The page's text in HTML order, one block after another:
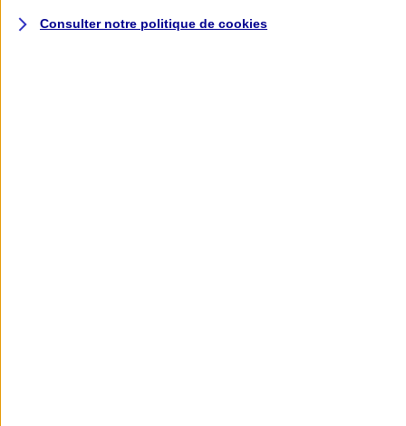
Consulter notre politique de cookies